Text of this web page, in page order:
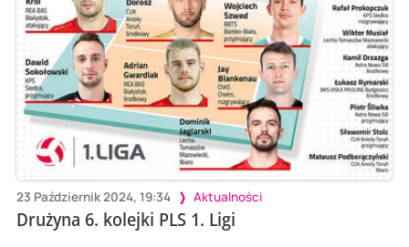
23 Październik 2024, 19:34 Aktualności
Drużyna 6. kolejki PLS 1. Ligi